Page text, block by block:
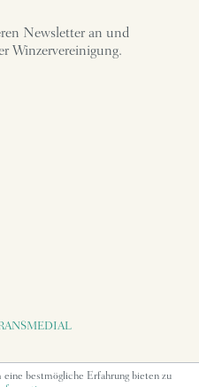
Newsletter an und
Winzervereinigung.
bestmögliche Erfahrung bieten zu